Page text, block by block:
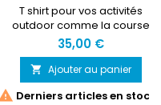
T shirt pour vos activités
outdoor comme la course
d’orientation, le trail... mais
aussi toutes activités
sportives intérieures comme
extérieures
35,00 €
 Ajouter au panier
 Derniers articles en stock